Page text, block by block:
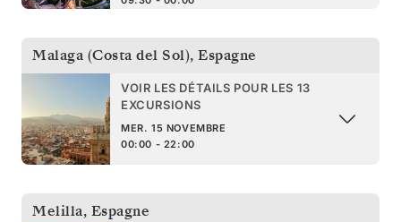
Malaga (Costa del Sol), Espagne
VOIR LES DÉTAILS POUR LES 13
EXCURSIONS
MER. 15 NOVEMBRE
00:00 - 22:00
Melilla, Espagne